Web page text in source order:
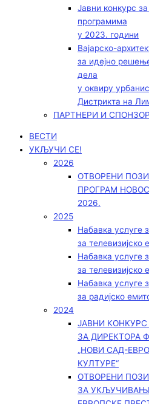
Јавни конкурс
програмима
у 2023. години
Вајарско-
за идејно
дела
у оквиру
Дистрикта на
ПАРТНЕРИ И
ВЕСТИ
УКЉУЧИ СЕ!
2026
ОТВОРЕНИ
ПРОГРАМ
2026.
2025
Набавка услуге
за
Набавка услуге
за
Набавка услуге
за радијско
2024
ЈАВНИ
ЗА ДИРЕКТОРА
„НОВИ САД-
КУЛТУРЕ“
ОТВОРЕНИ
ЗА